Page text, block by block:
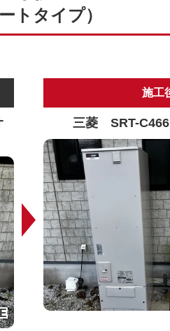
トタイプ）
施工
三菱 SRT-